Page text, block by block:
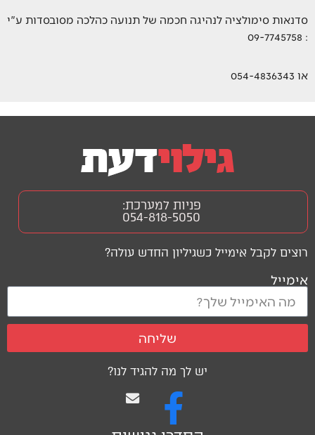
סדנאות סימולציה לנהיגה חכמה של תנועה כהלכה מסובסדות ע"י
: 09-7745758
או 054-4836343
יש לך מה להגיד לנו?
רוצים לקבל אימייל כשגיליון החדש עולה?
אימייל
שליחה
פניות למערכת:
054-818-5050